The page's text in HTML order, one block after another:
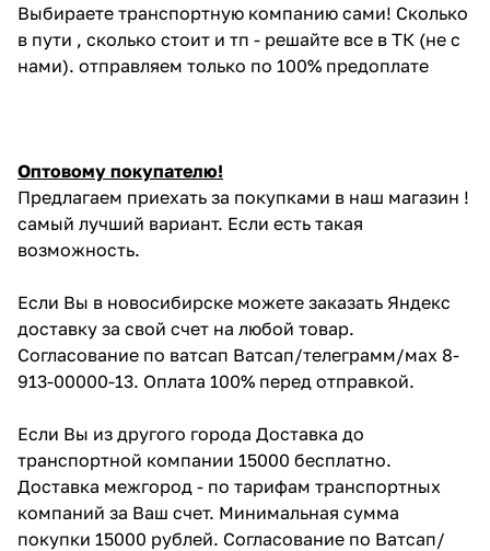
Выбираете транспортную компанию сами! Сколько
в пути , сколько стоит и тп - решайте все в ТК (не с
нами). отправляем только по 100% предоплате
Оптовому покупателю!
Предлагаем приехать за покупками в наш магазин !
самый лучший вариант. Если есть такая
возможность.
Если Вы в новосибирске можете заказать Яндекс
доставку за свой счет на любой товар.
Согласование по ватсап Ватсап/телеграмм/мах 8-
913-00000-13. Оплата 100% перед отправкой.
Если Вы из другого города Доставка до
транспортной компании 15000 бесплатно.
Доставка межгород - по тарифам транспортных
компаний за Ваш счет. Минимальная сумма
покупки 15000 рублей. Согласование по Ватсап/